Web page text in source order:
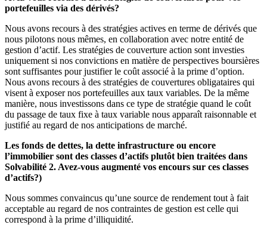
portefeuilles via des dérivés?
Nous avons recours à des stratégies actives en terme de dérivés que
nous pilotons nous mêmes, en collaboration avec notre entité de
gestion d’actif. Les stratégies de couverture action sont investies
uniquement si nos convictions en matière de perspectives boursières
sont suffisantes pour justifier le coût associé à la prime d’option.
Nous avons recours à des stratégies de couvertures obligataires qui
visent à exposer nos portefeuilles aux taux variables. De la même
manière, nous investissons dans ce type de stratégie quand le coût
du passage de taux fixe à taux variable nous apparaît raisonnable et
justifié au regard de nos anticipations de marché.
Les fonds de dettes, la dette infrastructure ou encore
l’immobilier sont des classes d’actifs plutôt bien traitées dans
Solvabilité 2. Avez-vous augmenté vos encours sur ces classes
d’actifs?)
Nous sommes convaincus qu’une source de rendement tout à fait
acceptable au regard de nos contraintes de gestion est celle qui
correspond à la prime d’illiquidité.